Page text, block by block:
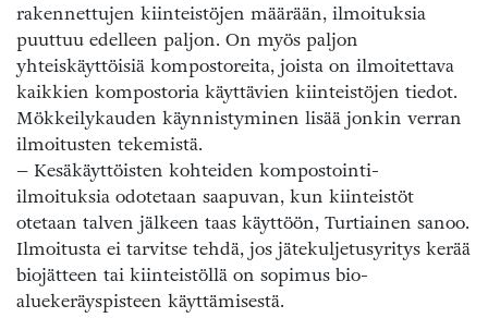
rakennettujen kiinteistöjen määrään, ilmoituksia
puuttuu edelleen paljon. On myös paljon
yhteiskäyttöisiä kompostoreita, joista on ilmoitettava
kaikkien kompostoria käyttävien kiinteistöjen tiedot.
Mökkeilykauden käynnistyminen lisää jonkin verran
ilmoitusten tekemistä.
– Kesäkäyttöisten kohteiden kompostointi-
ilmoituksia odotetaan saapuvan, kun kiinteistöt
otetaan talven jälkeen taas käyttöön, Turtiainen sanoo.
Ilmoitusta ei tarvitse tehdä, jos jätekuljetusyritys kerää
biojätteen tai kiinteistöllä on sopimus bio-
aluekeräyspisteen käyttämisestä.